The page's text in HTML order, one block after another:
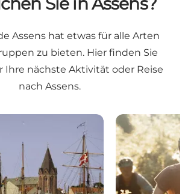
Assens hat etwas für alle Arten
zu bieten. Hier finden Sie
Ihre nächste Aktivität oder Reise
nach Assens.
Radfahren i